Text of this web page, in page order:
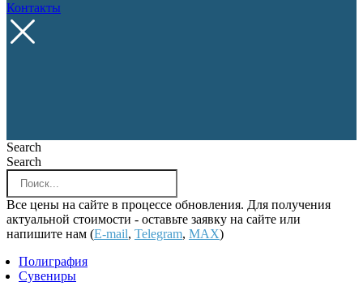
Контакты
Search
Search
Все цены на сайте в процессе обновления. Для получения
актуальной стоимости - оставьте заявку на сайте или
напишите нам (E-mail, Telegram, MAX)
Полиграфия
Сувениры